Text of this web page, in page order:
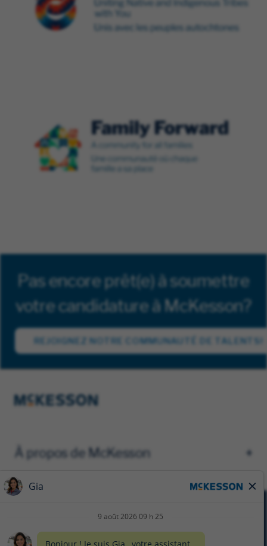
Pas encore prêt(e) à soumettre
votre candidature à McKesson?
REJOIGNEZ NOTRE COMMUNAUTÉ DE TALENTS!
À propos de McKesson
FORMULAIRE DE CONFIDENTIALITÉ